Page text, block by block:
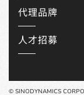
代理品牌
人才招募
© SINODYNAMICS